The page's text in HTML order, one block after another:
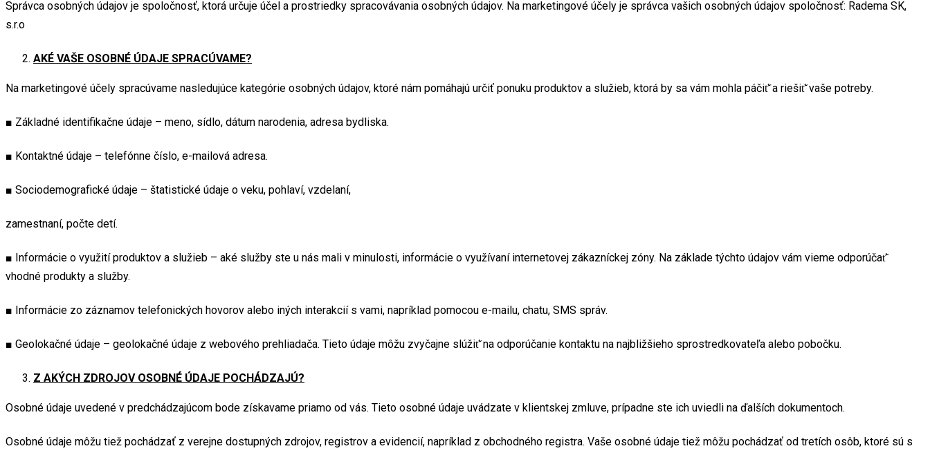
Správca osobných údajov je spoločnosť, ktorá určuje účel a prostriedky spracovávania osobných údajov. Na marketingové účely je správca vašich osobných údajov spoločnosť: Radema SK,
s.r.o
AKÉ VAŠE OSOBNÉ ÚDAJE SPRACÚVAME?
Na marketingové účely spracúvame nasledujúce kategórie osobných údajov, ktoré nám pomáhajú určiť ponuku produktov a služieb, ktorá by sa vám mohla páčiť̌ a riešiť̌ vaše potreby.
■ Základné identifikačne údaje – meno, sídlo, dátum narodenia, adresa bydliska.
■ Kontaktné údaje – telefónne číslo, e-mailová adresa.
■ Sociodemografické údaje – štatistické údaje o veku, pohlaví, vzdelaní,
zamestnaní, počte detí.
■ Informácie o využití produktov a služieb – aké služby ste u nás mali v minulosti, informácie o využívaní internetovej zákazníckej zóny. Na základe týchto údajov vám vieme odporúčať̌
vhodné produkty a služby.
■ Informácie zo záznamov telefonických hovorov alebo iných interakcií s vami, napríklad pomocou e-mailu, chatu, SMS správ.
■ Geolokačné údaje – geolokačné údaje z webového prehliadača. Tieto údaje môžu zvyčajne slúžiť̌ na odporúčanie kontaktu na najbližšieho sprostredkovateľa alebo pobočku.
Z AKÝCH ZDROJOV OSOBNÉ ÚDAJE POCHÁDZAJÚ?
Osobné údaje uvedené v predchádzajúcom bode získavame priamo od vás. Tieto osobné údaje uvádzate v klientskej zmluve, prípadne ste ich uviedli na ďalších dokumentoch.
Osobné údaje môžu tiež pochádzať z verejne dostupných zdrojov, registrov a evidencií, napríklad z obchodného registra. Vaše osobné údaje tiež môžu pochádzať od tretích osôb, ktoré sú s